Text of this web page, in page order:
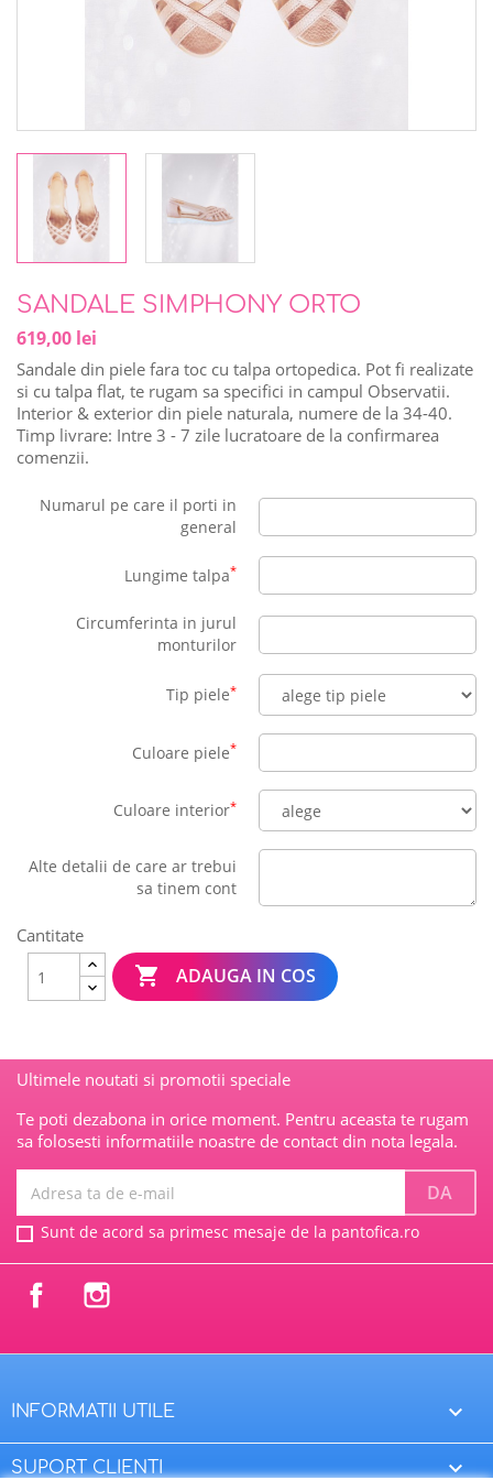
SANDALE SIMPHONY ORTO
619,00 lei
Sandale din piele fara toc cu talpa ortopedica. Pot fi realizate
si cu talpa flat, te rugam sa specifici in campul Observatii.
Interior & exterior din piele naturala, numere de la 34-40.
Timp livrare: Intre 3 - 7 zile lucratoare de la confirmarea
comenzii.
Numarul pe care il porti in
general
Lungime talpa*
Circumferinta in jurul
monturilor
Tip piele*
Culoare piele*
Culoare interior*
Alte detalii de care ar trebui
sa tinem cont
Cantitate
 ADAUGA IN COS
Ultimele noutati si promotii speciale
Te poti dezabona in orice moment. Pentru aceasta te rugam
sa folosesti informatiile noastre de contact din nota legala.
Sunt de acord sa primesc mesaje de la pantofica.ro
Facebook
INFORMATII UTILE 
SUPORT CLIENTI 